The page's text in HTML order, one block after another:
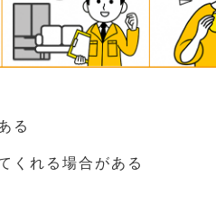
る
くれる場合がある